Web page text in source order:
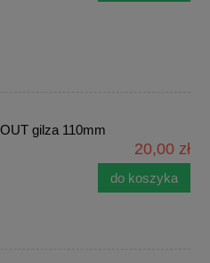
gilza 110mm
20,00 zł
do koszyka